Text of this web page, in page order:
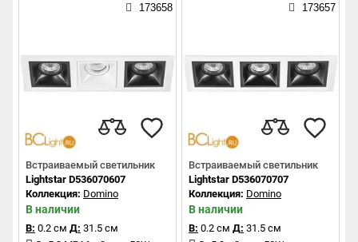
173658
Встраиваемый светильник
Lightstar D536070607
Коллекция: Domino
В наличии
В: 0.2 см Д: 31.5 см
173657
Встраиваемый светильник
Lightstar D536070707
Коллекция: Domino
В наличии
В: 0.2 см Д: 31.5 см